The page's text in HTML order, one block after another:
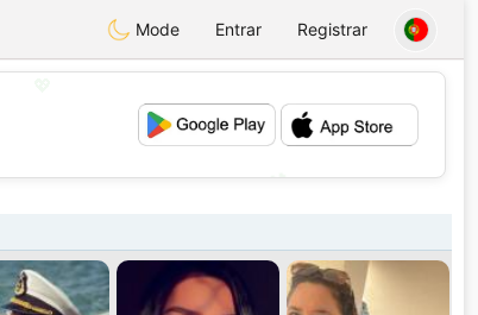
Mode Entrar Registrar